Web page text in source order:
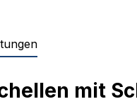
mit